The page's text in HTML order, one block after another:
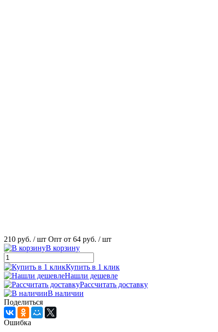
210 руб. / шт Опт от 64 руб. / шт
В корзину
Купить в 1 клик
Нашли дешевле
Рассчитать доставку
В наличии
Поделиться
Ошибка